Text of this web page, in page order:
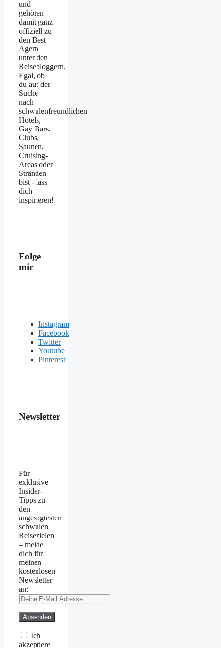
und
gehören
damit ganz
offiziell zu
den Best
Agern
unter den
Reisebloggern.
Egal, ob
du auf der
Suche
nach
schwulenfreundlichen
Hotels,
Gay-Bars,
Clubs,
Saunen,
Cruising-
Areas oder
Stränden
bist - lass
dich
inspirieren!
Folge
mir
Instagram
Facebook
Twitter
Youtube
Pinterest
Newsletter
Für
exklusive
Insider-
Tipps zu
den
angesagtesten
schwulen
Reisezielen
– melde
dich für
meinen
kostenlosen
Newsletter
an:
Ich
akzeptiere